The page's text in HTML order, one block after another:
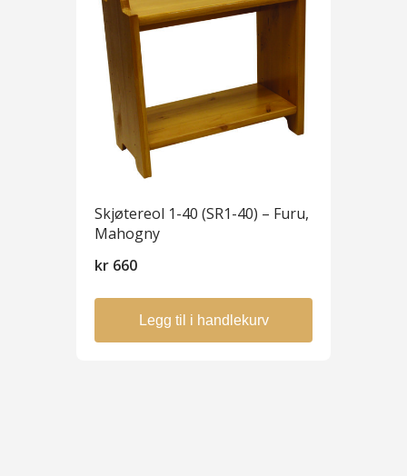
Skjøtereol 1-40 (SR1-40) – Furu,
Mahogny
kr 660
Legg til i handlekurv